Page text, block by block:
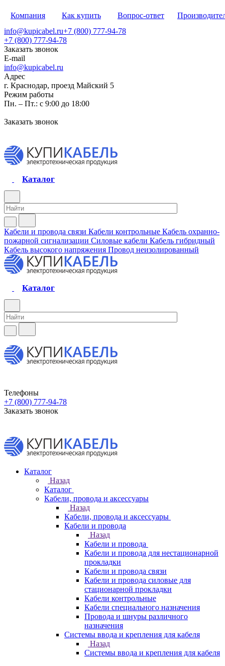
Компания Как купить Вопрос-ответ
info@kupicabel.ru+7 (800) 777-94-78
+7 (800) 777-94-78
Заказать звонок
E-mail
info@kupicabel.ru
Адрес
г. Краснодар, проезд Майский 5
Режим работы
Пн. – Пт.: с 9:00 до 18:00
Заказать звонок
Каталог
Кабели и провода связи Кабели контрольные Кабель охранно-
пожарной сигнализации Силовые кабели Кабель гибридный
Кабель высокого напряжения Провод неизолированный
Каталог
Телефоны
+7 (800) 777-94-78
Заказать звонок
Каталог
Назад
Каталог
Кабели, провода и аксессуары
Назад
Кабели, провода и аксессуары
Кабели и провода
Назад
Кабели и провода
Кабели и провода для нестационарной
прокладки
Кабели и провода связи
Кабели и провода силовые для
стационарной прокладки
Кабели контрольные
Кабели специального назначения
Провода и шнуры различного
назначения
Системы ввода и крепления для кабеля
Назад
Системы ввода и крепления для кабеля